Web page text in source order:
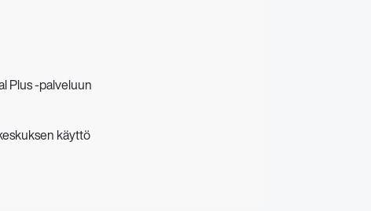
Plus -palveluun
käyttö